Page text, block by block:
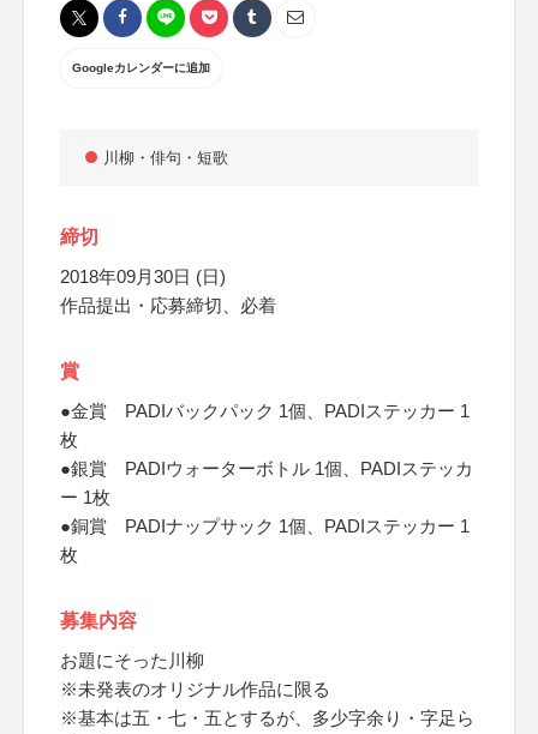
Googleカレンダーに追加
川柳・俳句・短歌
締切
2018年09月30日 (日)
作品提出・応募締切、必着
賞
●金賞 PADIバックパック 1個、PADIステッカー 1
枚
●銀賞 PADIウォーターボトル 1個、PADIステッカ
ー 1枚
●銅賞 PADIナップサック 1個、PADIステッカー 1
枚
募集内容
お題にそった川柳
※未発表のオリジナル作品に限る
※基本は五・七・五とするが、多少字余り・字足ら